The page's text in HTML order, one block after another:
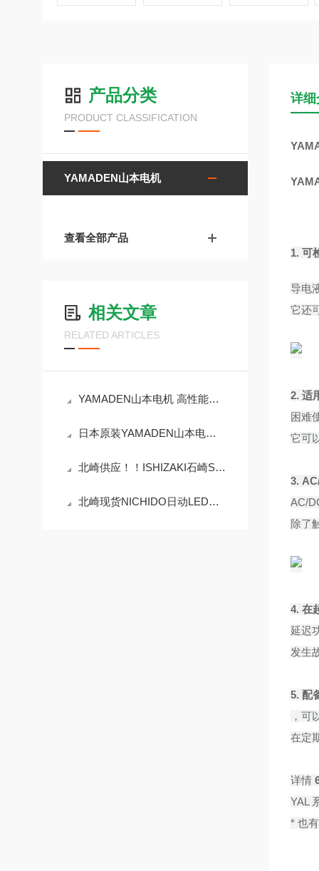
产品分类
PRODUCT CLASSIFICATION
YAMADEN山本电机
查看全部产品
相关文章
RELATED ARTICLES
YAMADEN山本电机 高性能振动式限位开关 CV-310-RD
日本原装YAMADEN山本电机 电容式液位开关YTE-13N2
北崎供应！！ISHIZAKI石崎SM-115-400卡盘阀
北崎现货NICHIDO日动LED照明LEH-1P5W-CH-B
详细
1. 可
导电
它还
2. 适
困难
它可
3.
AC/
除了
4. 在
延迟
发生
5. 配
，可
在定
详情
YAL
* 也